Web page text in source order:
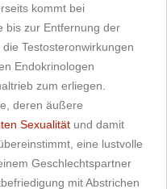
kommt bei
bis zur Entfernung der
Testosteronwirkungen
Endokrinologen
zum erliegen.
deren äußere
Sexualität und damit
eine lustvolle
Geschlechtspartner
mit Abstrichen